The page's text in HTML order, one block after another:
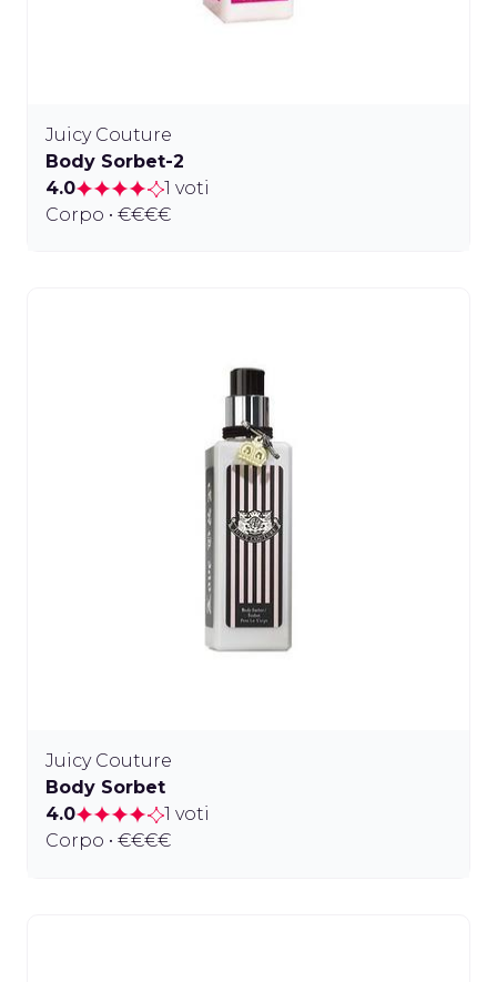
Juicy Couture
Body Sorbet-2
4.0
1 voti
Corpo • €€€€
Juicy Couture
Body Sorbet
4.0
1 voti
Corpo • €€€€